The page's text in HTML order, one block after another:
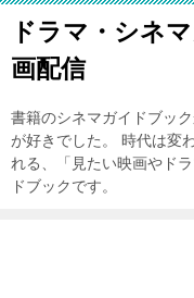
ドラマ・シネ
画配信
書籍のシネマガイドブッ
が好きでした。 時代は変
れる、「見たい映画やド
ドブックです。